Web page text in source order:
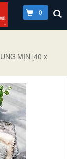
0
MỊN [40 x